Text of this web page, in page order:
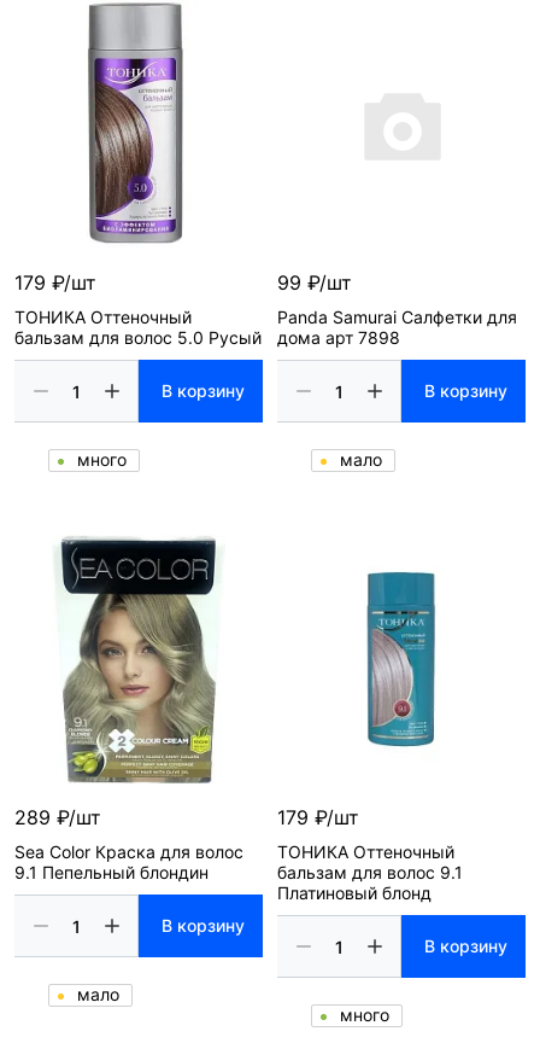
179 ₽/шт
ТОНИКА Оттеночный
бальзам для волос 5.0 Русый
В корзину
много
99 ₽/шт
Panda Samurai Салфетки для
дома арт 7898
В корзину
мало
289 ₽/шт
Sea Color Краска для волос
9.1 Пепельный блондин
В корзину
мало
179 ₽/шт
ТОНИКА Оттеночный
бальзам для волос 9.1
Платиновый блонд
В корзину
много